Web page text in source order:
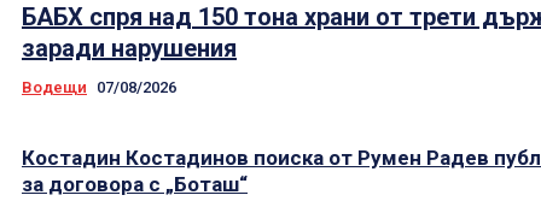
БАБХ спря над 150 тона храни от трети
заради нарушения
Водещи 07/08/2026
Костадин Костадинов поиска от Румен Радев
за договора с „Боташ“